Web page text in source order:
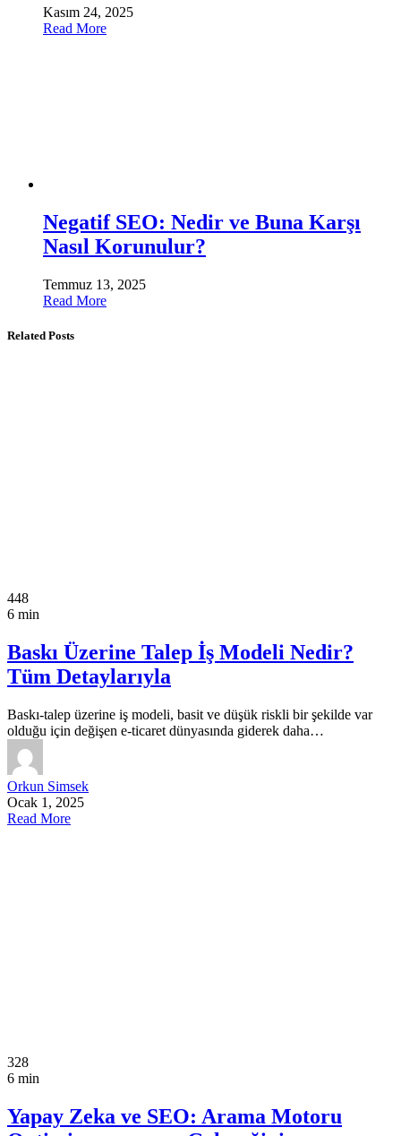
Kasım 24, 2025
Read More
Negatif SEO: Nedir ve Buna Karşı
Nasıl Korunulur?
Temmuz 13, 2025
Read More
Related Posts
448
6 min
Baskı Üzerine Talep İş Modeli Nedir?
Tüm Detaylarıyla
Baskı-talep üzerine iş modeli, basit ve düşük riskli bir şekilde var
olduğu için değişen e-ticaret dünyasında giderek daha…
Orkun Simsek
Ocak 1, 2025
Read More
328
6 min
Yapay Zeka ve SEO: Arama Motoru